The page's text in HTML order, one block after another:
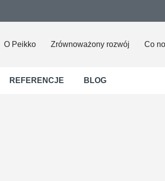
O Peikko Zrównoważony rozwój Co
REFERENCJE BLOG